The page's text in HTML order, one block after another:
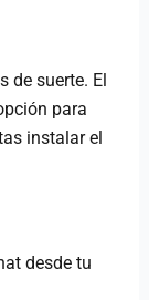
de suerte. El
para
instalar el
desde tu